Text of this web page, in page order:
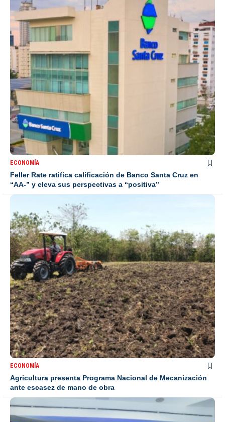
ECONOMÍA
Feller Rate ratifica calificación de Banco Santa Cruz en
“AA-” y eleva sus perspectivas a “positiva”
ECONOMÍA
Agricultura presenta Programa Nacional de Mecanización
ante escasez de mano de obra